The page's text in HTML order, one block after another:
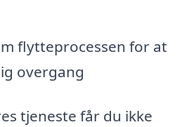
flytteprocessen for at
overgang
tjeneste får du ikke